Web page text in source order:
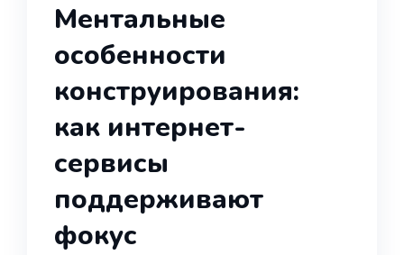
Ментальные
особенности
конструирования:
как интернет-
сервисы
поддерживают
фокус